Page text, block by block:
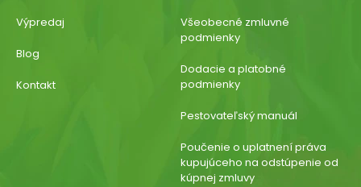
Výpredaj
Blog
Kontakt
Všeobecné zmluvné
podmienky
Dodacie a platobné
podmienky
Pestovateľský manuál
Poučenie o uplatnení práva
kupujúceho na odstúpenie od
kúpnej zmluvy